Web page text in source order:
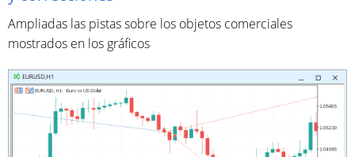
Ampliadas las pistas sobre los objetos comerciales
mostrados en los gráficos